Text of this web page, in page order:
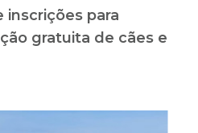
inscrições para
gratuita de cães e